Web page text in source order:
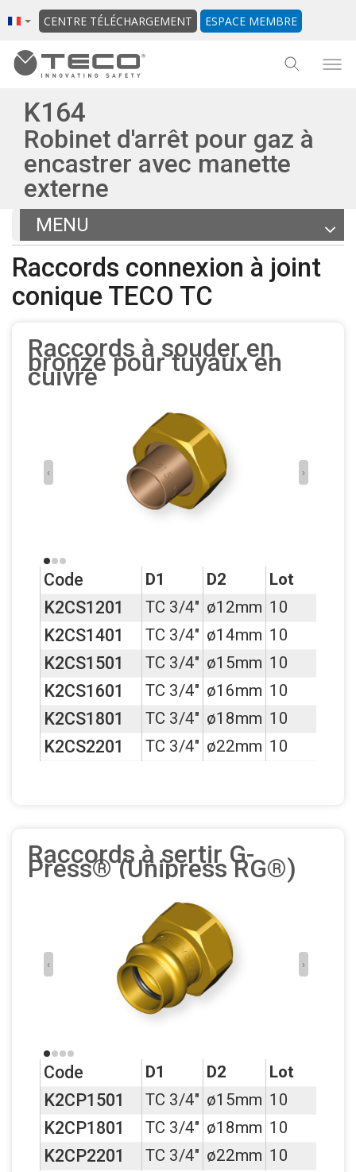
CENTRE TÉLÉCHARGEMENT ESPACE MEMBRE
K164
Robinet d'arrêt pour gaz à
encastrer avec manette
externe
MENU
Documentation
Autres produits de la gamme
Raccords connexion à joint
conique TECO TC
Raccords à souder en
bronze pour tuyaux en
cuivre
‹ ›
Code D1 D2 Lot
K2CS1201 TC 3/4" ø12mm 10
K2CS1401 TC 3/4" ø14mm 10
K2CS1501 TC 3/4" ø15mm 10
K2CS1601 TC 3/4" ø16mm 10
K2CS1801 TC 3/4" ø18mm 10
K2CS2201 TC 3/4" ø22mm 10
Raccords à sertir G-
Press® (Unipress RG®)
‹ ›
Code D1 D2 Lot
K2CP1501 TC 3/4" ø15mm 10
K2CP1801 TC 3/4" ø18mm 10
K2CP2201 TC 3/4" ø22mm 10